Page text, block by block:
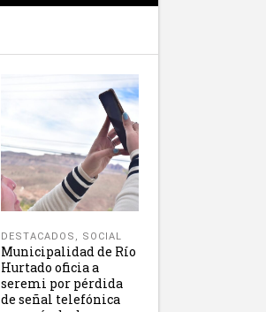
DESTACADOS , SOCIAL
Municipalidad de Río
Hurtado oficia a
seremi por pérdida
de señal telefónica